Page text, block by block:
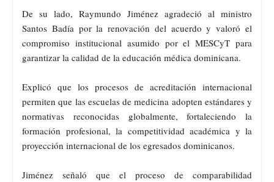
De su lado, Raymundo Jiménez agradeció al ministro
Santos Badía por la renovación del acuerdo y valoró el
compromiso institucional asumido por el MESCyT para
garantizar la calidad de la educación médica dominicana.
Explicó que los procesos de acreditación internacional
permiten que las escuelas de medicina adopten estándares y
normativas reconocidas globalmente, fortaleciendo la
formación profesional, la competitividad académica y la
proyección internacional de los egresados dominicanos.
Jiménez señaló que el proceso de comparabilidad